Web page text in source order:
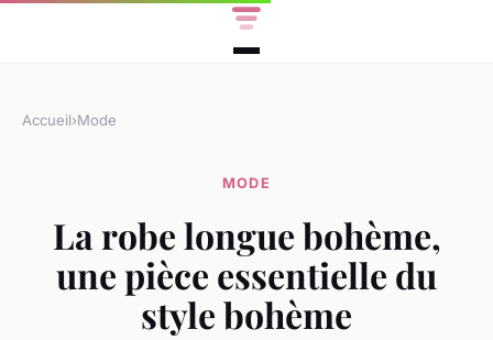
Accueil›Mode
MODE
La robe longue bohème,
une pièce essentielle du
style bohème